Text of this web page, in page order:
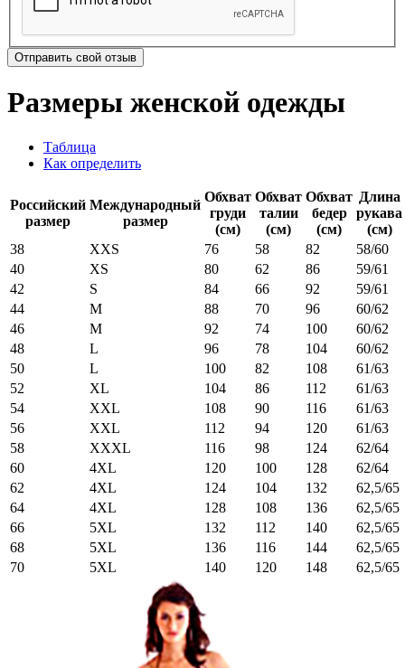
Отправить свой отзыв
Размеры женской одежды
Таблица
Как определить
Российский
размер
Международный
размер
Обхват
груди
(см)
Обхват
талии
(см)
Обхват
бедер
(см)
Длина
рукава
(см)
38
XXS 76 58 82
58/60
40
XS 80 62 86
59/61
42
S 84 66 92
59/61
44
M 88 70 96
60/62
46
M 92 74 100
60/62
48
L 96 78 104
60/62
50
L 100 82 108
61/63
52
XL 104 86 112
61/63
54
XXL 108 90 116
61/63
56
XXL 112 94 120
61/63
58
XXXL 116 98 124
62/64
60
4XL 120 100 128
62/64
62
4XL 124 104 132
62,5/65
64
4XL 128 108 136
62,5/65
66
5XL 132 112 140
62,5/65
68
5XL 136 116 144
62,5/65
70
5XL 140 120 148 62,5/65